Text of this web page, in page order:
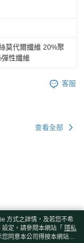
莫代爾纖維 20%聚
性纖維
客服
查看全部
方式之詳情，及若您不希
定，請參閱本網站「 隱私
同意本公司得按本網站使